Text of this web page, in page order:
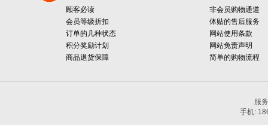
顾客必读
会员等级折扣
订单的几种状态
积分奖励计划
商品退货保障
非会员购物通道
体贴的售后服务
网站使用条款
网站免责声明
简单的购物流程
服
手机: